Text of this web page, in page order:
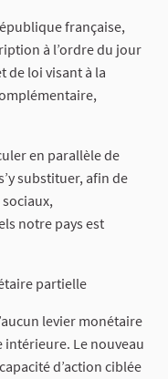
française,
à l’ordre du jour
de loi visant à la
en parallèle de
substituer, afin de
notre pays est
partielle
levier monétaire
Le nouveau
d’action ciblée